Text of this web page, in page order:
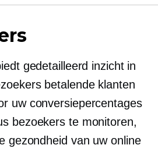
gedetailleerd inzicht in
betalende klanten
uw conversiepercentages
bezoekers te monitoren,
gezondheid van uw online